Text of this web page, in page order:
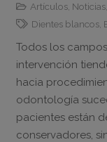
Artículos, Noticias,
Dientes blancos,
Todos los
intervención
hacia
odontología
pacientes están
conservadores,